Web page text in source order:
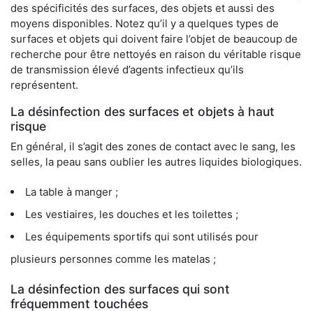
des spécificités des surfaces, des objets et aussi des
moyens disponibles. Notez qu’il y a quelques types de
surfaces et objets qui doivent faire l’objet de beaucoup de
recherche pour être nettoyés en raison du véritable risque
de transmission élevé d’agents infectieux qu’ils
représentent.
La désinfection des surfaces et objets à haut
risque
En général, il s’agit des zones de contact avec le sang, les
selles, la peau sans oublier les autres liquides biologiques.
La table à manger ;
Les vestiaires, les douches et les toilettes ;
Les équipements sportifs qui sont utilisés pour
plusieurs personnes comme les matelas ;
La désinfection des surfaces qui sont
fréquemment touchées